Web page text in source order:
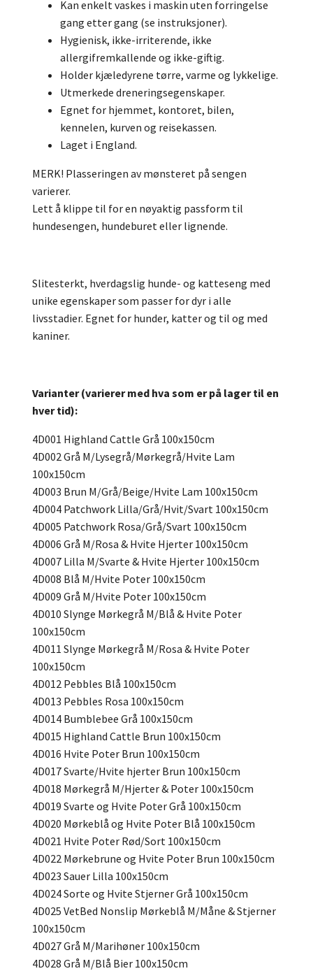
Kan enkelt vaskes i maskin uten forringelse
gang etter gang (se instruksjoner).
Hygienisk, ikke-irriterende, ikke
allergifremkallende og ikke-giftig.
Holder kjæledyrene tørre, varme og lykkelige.
Utmerkede dreneringsegenskaper.
Egnet for hjemmet, kontoret, bilen,
kennelen, kurven og reisekassen.
Laget i England.
MERK! Plasseringen av mønsteret på sengen
varierer.
Lett å klippe til for en nøyaktig passform til
hundesengen, hundeburet eller lignende.
Slitesterkt, hverdagslig hunde- og katteseng med
unike egenskaper som passer for dyr i alle
livsstadier. Egnet for hunder, katter og til og med
kaniner.
Varianter (varierer med hva som er på lager til en
hver tid):
4D001 Highland Cattle Grå 100x150cm
4D002 Grå M/Lysegrå/Mørkegrå/Hvite Lam
100x150cm
4D003 Brun M/Grå/Beige/Hvite Lam 100x150cm
4D004 Patchwork Lilla/Grå/Hvit/Svart 100x150cm
4D005 Patchwork Rosa/Grå/Svart 100x150cm
4D006 Grå M/Rosa & Hvite Hjerter 100x150cm
4D007 Lilla M/Svarte & Hvite Hjerter 100x150cm
4D008 Blå M/Hvite Poter 100x150cm
4D009 Grå M/Hvite Poter 100x150cm
4D010 Slynge Mørkegrå M/Blå & Hvite Poter
100x150cm
4D011 Slynge Mørkegrå M/Rosa & Hvite Poter
100x150cm
4D012 Pebbles Blå 100x150cm
4D013 Pebbles Rosa 100x150cm
4D014 Bumblebee Grå 100x150cm
4D015 Highland Cattle Brun 100x150cm
4D016 Hvite Poter Brun 100x150cm
4D017 Svarte/Hvite hjerter Brun 100x150cm
4D018 Mørkegrå M/Hjerter & Poter 100x150cm
4D019 Svarte og Hvite Poter Grå 100x150cm
4D020 Mørkeblå og Hvite Poter Blå 100x150cm
4D021 Hvite Poter Rød/Sort 100x150cm
4D022 Mørkebrune og Hvite Poter Brun 100x150cm
4D023 Sauer Lilla 100x150cm
4D024 Sorte og Hvite Stjerner Grå 100x150cm
4D025 VetBed Nonslip Mørkeblå M/Måne & Stjerner
100x150cm
4D027 Grå M/Marihøner 100x150cm
4D028 Grå M/Blå Bier 100x150cm